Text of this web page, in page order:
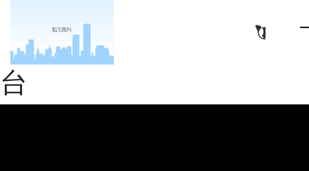
亿华高新材料（南通）有
限公司-十大正规娱乐平
台